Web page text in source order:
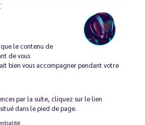
le contenu de
de vous
bien vous accompagner pendant votre
par la suite, cliquez sur le lien
dans le pied de page.
communications e-mail et SMS de la part de
est interdite chez les moins de
18 ans. 🔞
Le Vapoteur Discount - Tous droits